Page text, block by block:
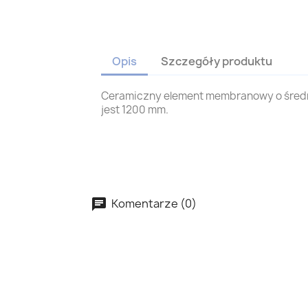
Opis Szczegóły produktu
Ceramiczny element membranowy o
jest 1200 mm.
Komentarze (0)